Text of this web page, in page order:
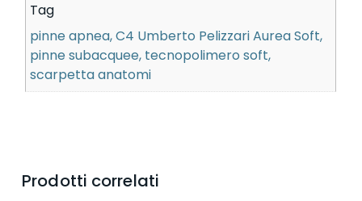
Tag
pinne apnea, C4 Umberto Pelizzari Aurea Soft,
pinne subacquee, tecnopolimero soft,
scarpetta anatomi
Prodotti correlati